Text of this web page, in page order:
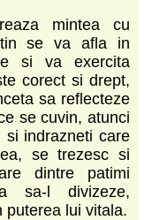
mintea cu
se va afla in
si va exercita
corect si drept,
sa reflecteze
se cuvin, atunci
si indrazneti care
se trezesc si
dintre patimi
sa-l divizeze,
puterea lui vitala.